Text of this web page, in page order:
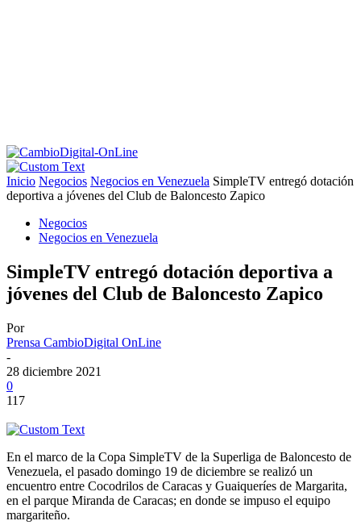
Inicio Negocios Negocios en Venezuela SimpleTV entregó dotación
deportiva a jóvenes del Club de Baloncesto Zapico
Negocios
Negocios en Venezuela
SimpleTV entregó dotación deportiva a
jóvenes del Club de Baloncesto Zapico
Por
Prensa CambioDigital OnLine
-
28 diciembre 2021
0
117
En el marco de la Copa SimpleTV de la Superliga de Baloncesto de
Venezuela, el pasado domingo 19 de diciembre se realizó un
encuentro entre Cocodrilos de Caracas y Guaiqueríes de Margarita,
en el parque Miranda de Caracas; en donde se impuso el equipo
margariteño.